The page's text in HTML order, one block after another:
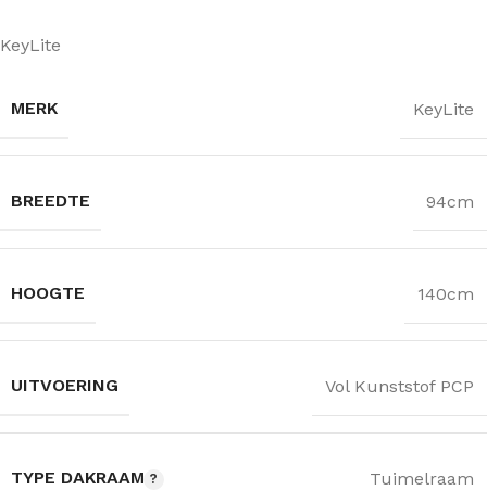
KeyLite
MERK KeyLite
BREEDTE 94cm
HOOGTE 140cm
UITVOERING Vol Kunststof PCP
TYPE DAKRAAM Tuimelraam